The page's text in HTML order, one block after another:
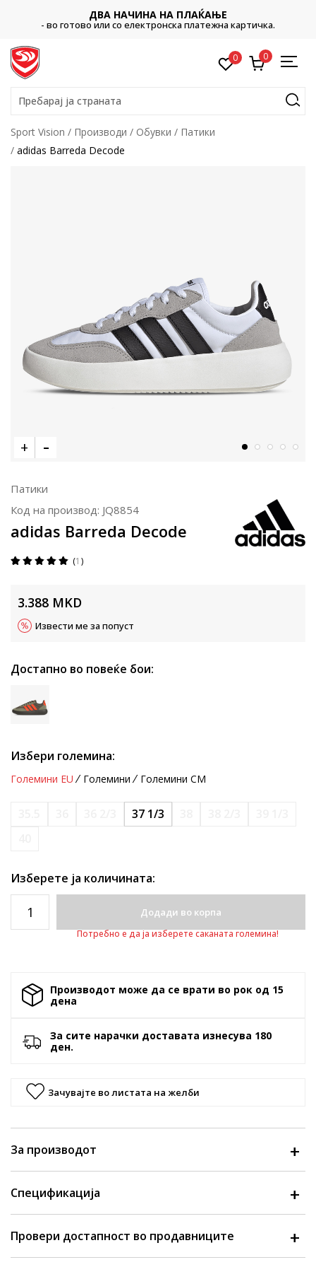
ДВА НАЧИНА НА ПЛАЌАЊЕ
- во готово или со електронска платежна картичка.
0 0
Пребарај ја страната
Sport Vision Производи Обувки
Патики
adidas Barreda Decode
Патики
Код на производ: JQ8854
adidas Barreda Decode
1
3.388 MKD
Извести ме за попуст
Достапно во повеќе бои:
Избери големина:
Големини EU Големини Големини CM
37 1/3
Изберете ја количината:
Додади во корпа
Потребно е да ја изберете саканата големина!
Производот може да се врати во рок од 15
денa
За сите нарачки доставата изнесува 180
ден.
Зачувајте во листата на желби
За производот
Спецификација
Провери достапност во продавниците